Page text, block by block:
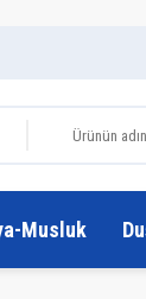
Musluk